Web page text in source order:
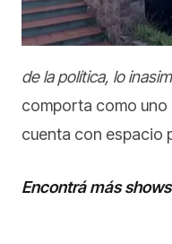
de la política, lo
comporta como uno
cuenta con espacio
Encontrá más